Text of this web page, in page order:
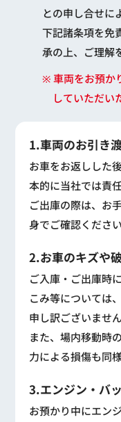
との申し合せに
下記諸条項を免
承の上、ご理解
※ 車両をお預か
していただい
1.車両のお引き
お車をお返しした
本的に当社では責
ご出庫の際は、お
身でご確認ください
2.お車のキズや
ご入庫・ご出庫時
こみ等については、
申し訳ございませ
また、場内移動時
力による損傷も同
3.エンジン・バ
お預かり中にエン